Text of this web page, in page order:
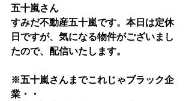
五十嵐さん
すみだ不動産五十嵐です。本日は定休
日ですが、気になる物件がございまし
たので、配信いたします。
※五十嵐さんまでこれじゃブラック企
業・・